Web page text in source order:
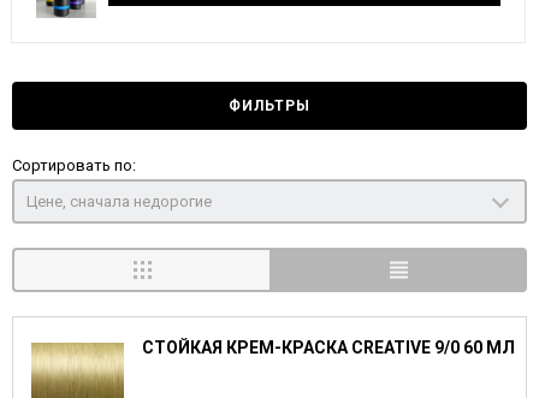
ФИЛЬТРЫ
Сортировать по:
Цене, сначала недорогие
СТОЙКАЯ КРЕМ-КРАСКА CREATIVE 9/0 60 МЛ